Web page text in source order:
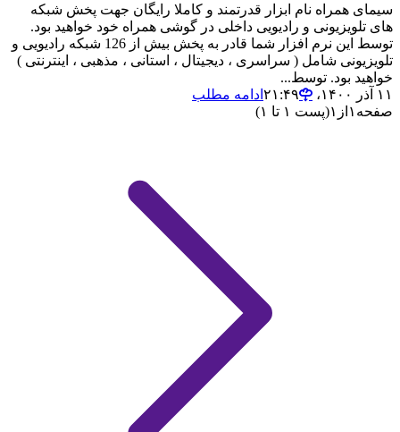
سیمای همراه نام ابزار قدرتمند و کاملا رایگان جهت پخش شبکه
های تلویزیونی و رادیویی داخلی در گوشی همراه خود خواهید بود.
توسط این نرم افزار شما قادر به پخش بیش از 126 شبکه رادیویی و
تلویزیونی شامل ( سراسری ، دیجیتال ، استانی ، مذهبی ، اینترنتی )
خواهید بود. توسط...
۱۱ آذر ۱۴۰۰،‏ ۲۱:۴۹
ادامه مطلب
صفحه ۱ از ۱(پست ۱ تا ۱)